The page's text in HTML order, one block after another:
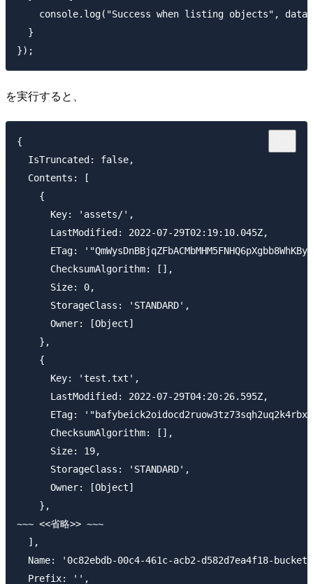
console.log("Success when listing objects",
  }
を実行すると、
{
  IsTruncated: false,
  Contents: [
    {
      Key: 'assets/',
      LastModified: 2022-07-29T02:19:10.045Z,
ETag:
      ChecksumAlgorithm: [],
      Size: 0,
      StorageClass: 'STANDARD',
      Owner: [Object]
    },
    {
      Key: 'test.txt',
      LastModified: 2022-07-29T04:20:26.595Z,
ETag:
      ChecksumAlgorithm: [],
      Size: 19,
      StorageClass: 'STANDARD',
      Owner: [Object]
    },
~~~ <<省略>> ~~~
  ],
Name: '0c82ebdb-00c4-461c-acb2-d582d7ea4f18-
  Prefix: '',